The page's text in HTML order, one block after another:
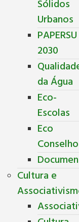
Sólidos
Urbanos
PAPERSU
2030
da Água
Eco-
Escolas
Eco
Cultura e